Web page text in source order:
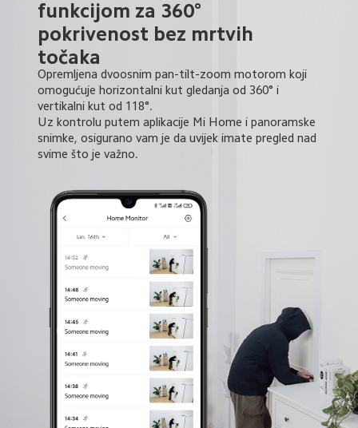
funkcijom za 360°
pokrivenost bez mrtvih
Opremljena dvoosnim pan-tilt-zoom motorom koji
omogućuje horizontalni kut gledanja od 360° i
vertikalni kut od 118°.
Uz kontrolu putem aplikacije Mi Home i panoramske
snimke, osigurano vam je da uvijek imate pregled nad
svime što je važno.